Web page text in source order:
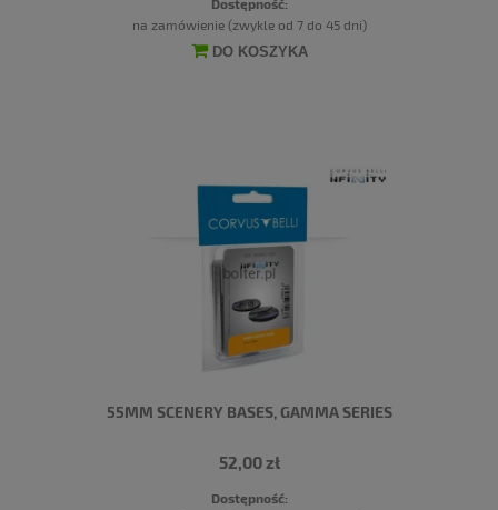
na zamówienie (zwykle od 7 do 45 dni)
DO KOSZYKA
55MM SCENERY BASES, GAMMA SERIES
52,00 zł
Dostępność: